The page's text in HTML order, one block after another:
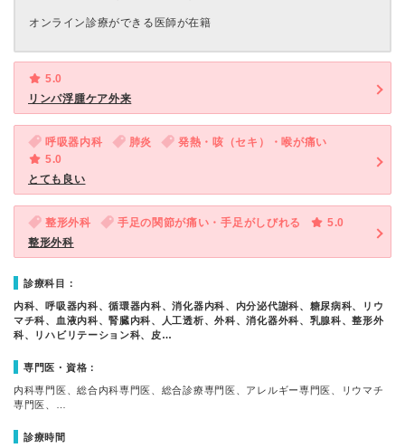
オンライン診療ができる医師が在籍
5.0
リンパ浮腫ケア外来
呼吸器内科 肺炎
発熱・咳（セキ）・喉が痛い
5.0
とても良い
整形外科 手足の関節が痛い・手足がしびれる
5.0
整形外科
診療科目：
内科、呼吸器内科、循環器内科、消化器内科、内分泌代謝科、糖尿病科、リウ
マチ科、血液内科、腎臓内科、人工透析、外科、消化器外科、乳腺科、整形外
科、リハビリテーション科、皮…
専門医・資格：
内科専門医、総合内科専門医、総合診療専門医、アレルギー専門医、リウマチ
専門医、…
診療時間